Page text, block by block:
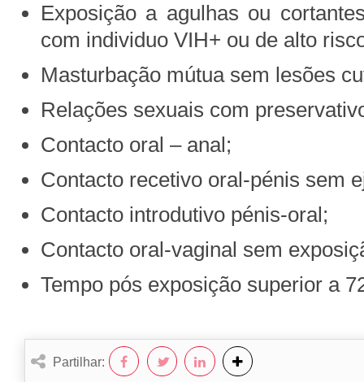
Exposição a agulhas ou
com individuo VIH+ ou de alto
Masturbação mútua sem lesões
Relações sexuais com
Contacto oral – anal;
Contacto recetivo oral-pénis sem
Contacto introdutivo pénis-oral;
Contacto oral-vaginal sem
Tempo pós exposição superior a
Partilhar: